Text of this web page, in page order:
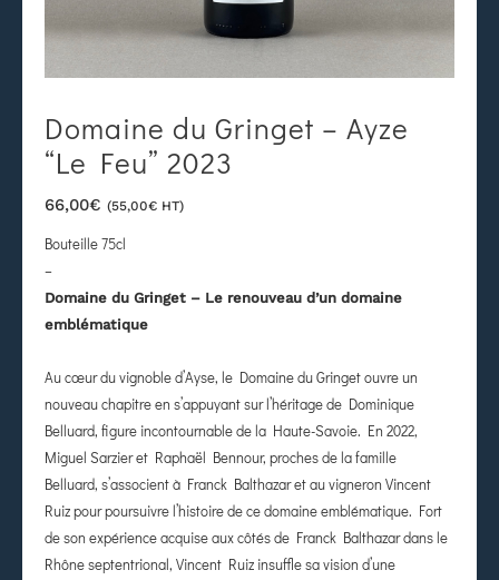
Domaine du Gringet – Ayze
“Le Feu” 2023
66,00€ (55,00€ HT)
Bouteille 75cl
–
Domaine du Gringet – Le renouveau d’un domaine
emblématique
Au cœur du vignoble d’Ayse, le Domaine du Gringet ouvre un
nouveau chapitre en s’appuyant sur l’héritage de Dominique
Belluard, figure incontournable de la Haute-Savoie. En 2022,
Miguel Sarzier et Raphaël Bennour, proches de la famille
Belluard, s’associent à Franck Balthazar et au vigneron Vincent
Ruiz pour poursuivre l’histoire de ce domaine emblématique. Fort
de son expérience acquise aux côtés de Franck Balthazar dans le
Rhône septentrional, Vincent Ruiz insuffle sa vision d’une